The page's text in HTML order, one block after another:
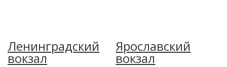
Ленинградский
вокзал
Ярославский
вокзал